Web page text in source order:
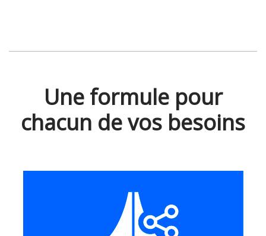
Une formule pour
chacun de vos besoins